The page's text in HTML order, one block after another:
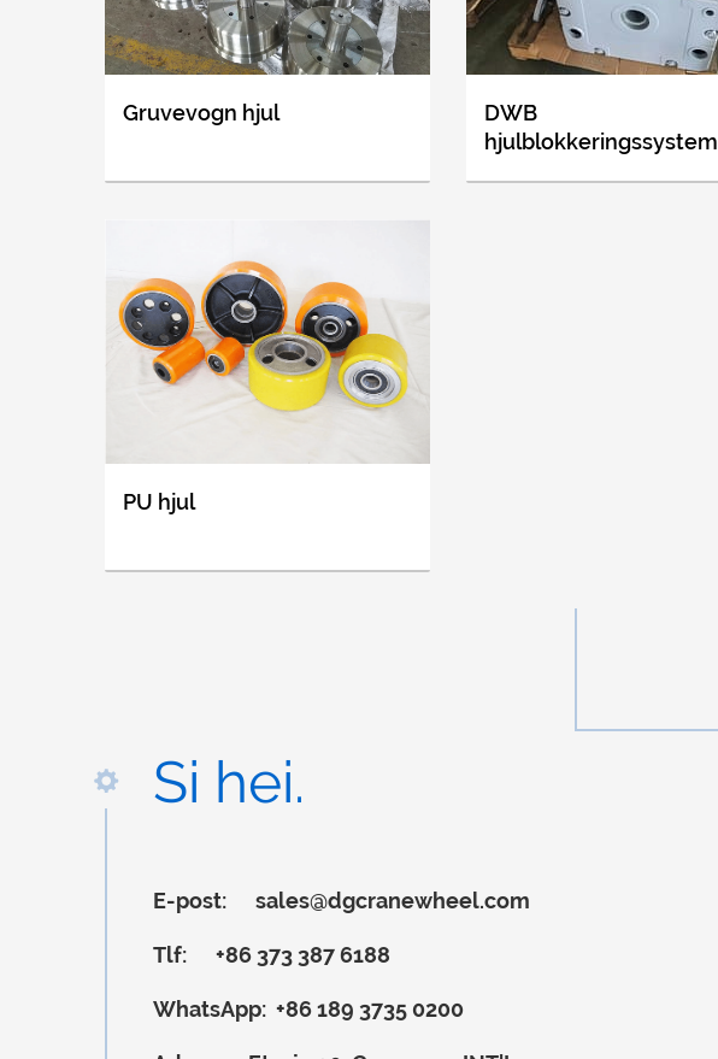
Gruvevogn hjul
DWB
hjulblokkeringssystem
PU hjul
Si hei.
E-post: sales@dgcranewheel.com
Tlf: +86 373 387 6188
WhatsApp: +86 189 3735 0200